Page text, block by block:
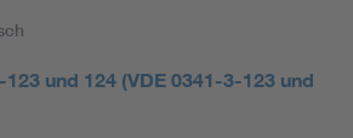
und 124 (VDE 0341-3-123 und